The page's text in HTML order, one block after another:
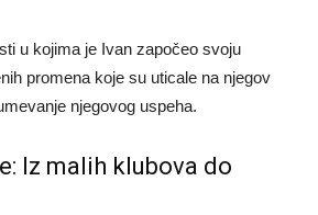
u kojima je Ivan započeo svoju
promena koje su uticale na njegov
njegovog uspeha.
Iz malih klubova do